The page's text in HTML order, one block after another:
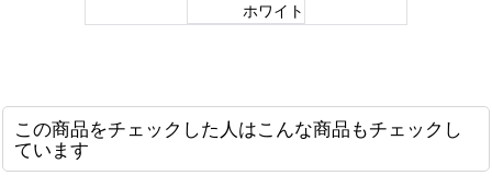
ホワイト
この商品をチェックした人はこんな商品もチェックし
ています